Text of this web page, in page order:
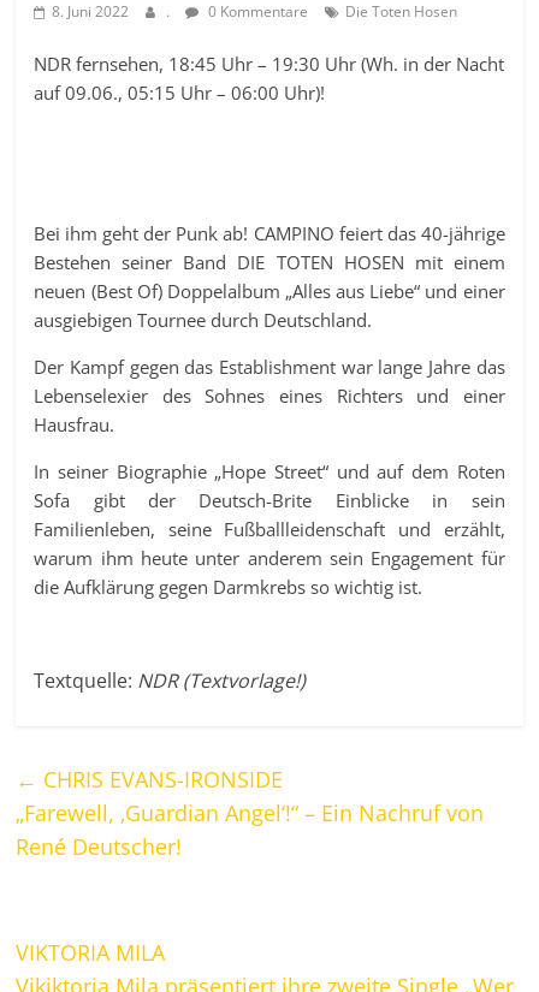
8. Juni 2022 . 0 Kommentare Die Toten Hosen
NDR fernsehen, 18:45 Uhr – 19:30 Uhr (Wh. in der Nacht
auf 09.06., 05:15 Uhr – 06:00 Uhr)!
Bei ihm geht der Punk ab! CAMPINO feiert das 40-jährige
Bestehen seiner Band DIE TOTEN HOSEN mit einem
neuen (Best Of) Doppelalbum „Alles aus Liebe“ und einer
ausgiebigen Tournee durch Deutschland.
Der Kampf gegen das Establishment war lange Jahre das
Lebenselexier des Sohnes eines Richters und einer
Hausfrau.
In seiner Biographie „Hope Street“ und auf dem Roten
Sofa gibt der Deutsch-Brite Einblicke in sein
Familienleben, seine Fußballleidenschaft und erzählt,
warum ihm heute unter anderem sein Engagement für
die Aufklärung gegen Darmkrebs so wichtig ist.
Textquelle: NDR (Textvorlage!)
← CHRIS EVANS-IRONSIDE
„Farewell, ‚Guardian Angel‘!“ – Ein Nachruf von
René Deutscher!
VIKTORIA MILA
Vikiktoria Mila präsentiert ihre zweite Single „Wer